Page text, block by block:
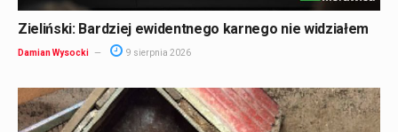
Zieliński: Bardziej ewidentnego karnego nie widziałem
Damian Wysocki 9 sierpnia 2026